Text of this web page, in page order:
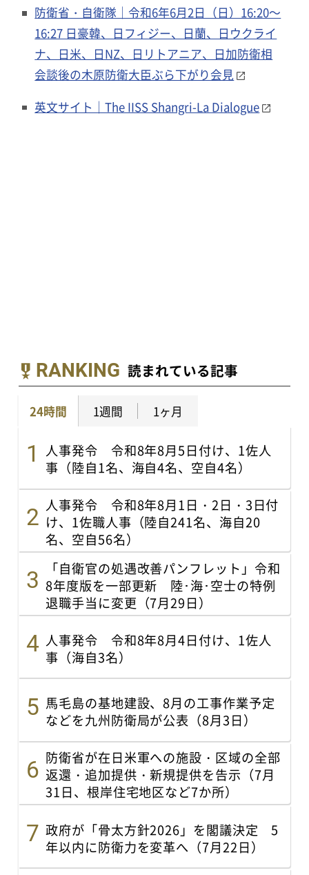
防衛省・自衛隊｜令和6年6月2日（日）16:20～
16:27 日豪韓、日フィジー、日蘭、日ウクライ
ナ、日米、日NZ、日リトアニア、日加防衛相
会談後の木原防衛大臣ぶら下がり会見
英文サイト｜The IISS Shangri-La Dialogue
RANKING 読まれている記事
24時間 1週間 1ヶ月
人事発令 令和8年8月5日付け、1佐人
事（陸自1名、海自4名、空自4名）
人事発令 令和8年8月1日・2日・3日付
け、1佐職人事（陸自241名、海自20
名、空自56名）
「自衛官の処遇改善パンフレット」令和
8年度版を一部更新 陸･海･空士の特例
退職手当に変更（7月29日）
人事発令 令和8年8月4日付け、1佐人
事（海自3名）
馬毛島の基地建設、8月の工事作業予定
などを九州防衛局が公表（8月3日）
防衛省が在日米軍への施設・区域の全部
返還・追加提供・新規提供を告示（7月
31日、根岸住宅地区など7か所）
政府が「骨太方針2026」を閣議決定 5
年以内に防衛力を変革へ（7月22日）